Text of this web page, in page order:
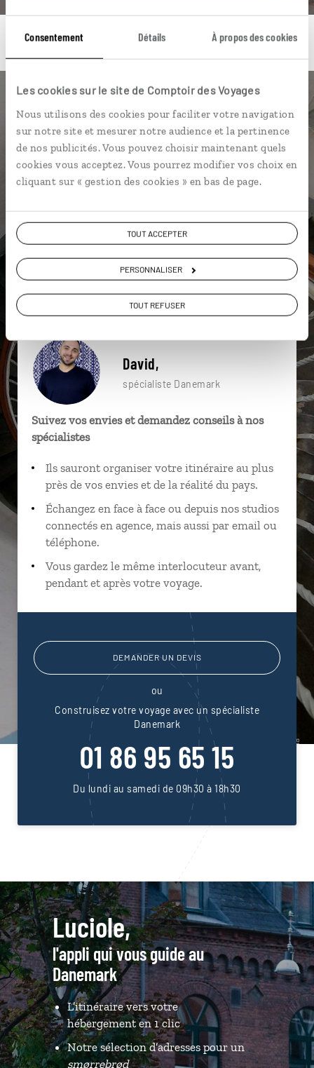
Consentement Détails À propos des cookies
Les cookies sur le site de Comptoir des Voyages
Nous utilisons des cookies pour faciliter votre navigation
sur notre site et mesurer notre audience et la pertinence
de nos publicités. Vous pouvez choisir maintenant quels
cookies vous acceptez. Vous pourrez modifier vos choix en
cliquant sur « gestion des cookies » en bas de page.
TOUT ACCEPTER
PERSONNALISER
TOUT REFUSER
Une envie de voyage
particulière ?
Copenhague
Archipel de Stockholm Canal de Nyhavn
David,
spécialiste Danemark
Suivez vos envies et demandez conseils à nos
spécialistes
Ils sauront organiser votre itinéraire au plus
près de vos envies et de la réalité du pays.
Échangez en face à face ou depuis nos studios
connectés en agence, mais aussi par email ou
téléphone.
Vous gardez le même interlocuteur avant,
pendant et après votre voyage.
DEMANDER UN DEVIS
ou
Construisez votre voyage avec un spécialiste
Danemark
01 86 95 65 15
Du lundi au samedi de 09h30 à 18h30
Luciole,
l'appli qui vous guide au
Danemark
L’itinéraire vers votre
hébergement en 1 clic
Notre sélection d’adresses pour un
smørrebrød